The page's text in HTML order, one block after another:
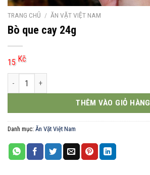
TRANG CHỦ / ĂN VẶT VIỆT NAM
Bò que cay 24g
15 Kč
Bò que cay 24g số lượng
THÊM VÀO GIỎ HÀNG
Danh mục: Ăn Vặt Việt Nam